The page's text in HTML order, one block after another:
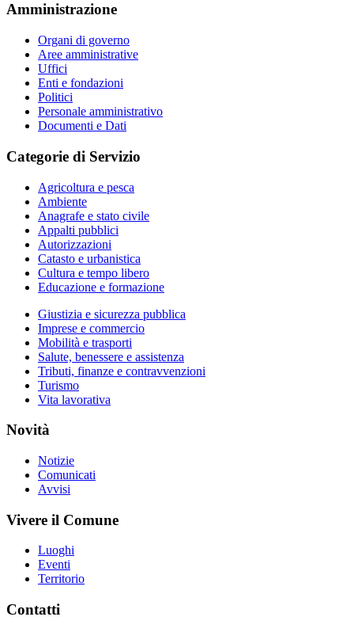
Amministrazione
Organi di governo
Aree amministrative
Uffici
Enti e fondazioni
Politici
Personale amministrativo
Documenti e Dati
Categorie di Servizio
Agricoltura e pesca
Ambiente
Anagrafe e stato civile
Appalti pubblici
Autorizzazioni
Catasto e urbanistica
Cultura e tempo libero
Educazione e formazione
Giustizia e sicurezza pubblica
Imprese e commercio
Mobilità e trasporti
Salute, benessere e assistenza
Tributi, finanze e contravvenzioni
Turismo
Vita lavorativa
Novità
Notizie
Comunicati
Avvisi
Vivere il Comune
Luoghi
Eventi
Territorio
Contatti